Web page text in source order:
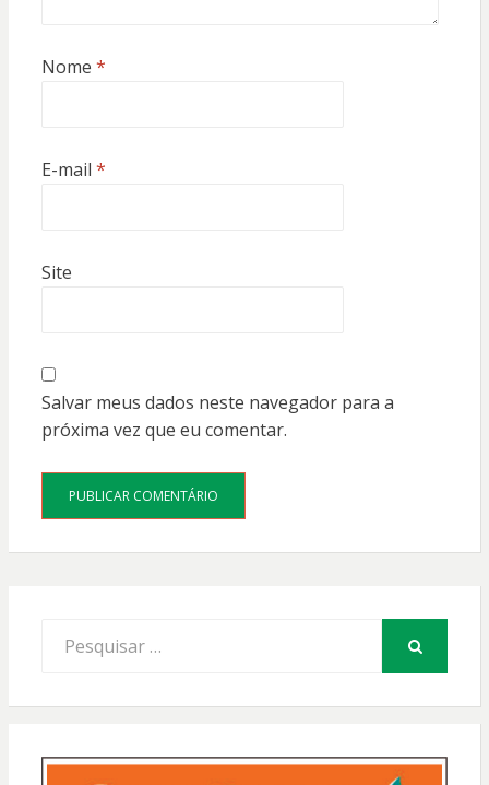
Nome *
E-mail *
Site
Salvar meus dados neste navegador para a
próxima vez que eu comentar.
por: